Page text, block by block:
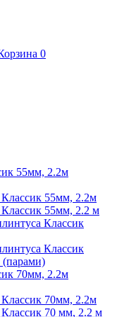
0
55мм, 2.2м
55мм, 2.2м
55мм, 2.2 м
Классик
Классик
(парами)
70мм, 2.2м
70мм, 2.2м
70 мм, 2.2 м